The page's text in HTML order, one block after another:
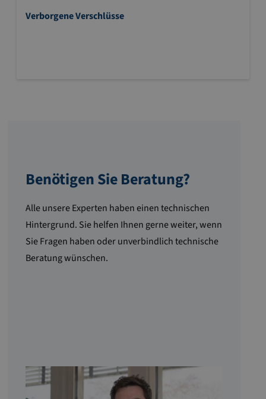
Verborgene Verschlüsse
Benötigen Sie Beratung?
Alle unsere Experten haben einen technischen
Hintergrund. Sie helfen Ihnen gerne weiter, wenn
Sie Fragen haben oder unverbindlich technische
Beratung wünschen.